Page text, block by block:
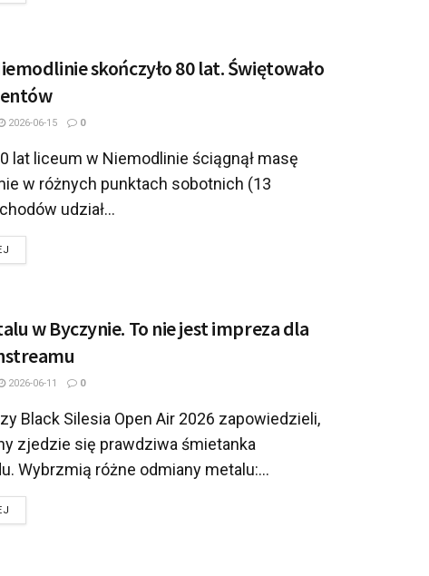
skończyło 80 lat. Świętowało
2026-06-15 0
lat liceum w Niemodlinie ściągnął masę
w różnych punktach sobotnich (13
udział...
w Byczynie. To nie jest impreza dla
2026-06-11 0
Black Silesia Open Air 2026 zapowiedzieli,
zjedzie się prawdziwa śmietanka
Wybrzmią różne odmiany metalu:...